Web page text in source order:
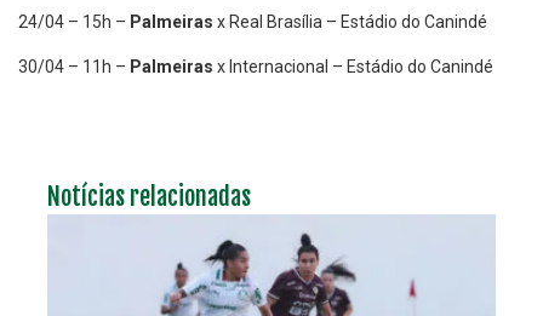
24/04 – 15h – Palmeiras x Real Brasília – Estádio do Canindé
30/04 – 11h – Palmeiras x Internacional – Estádio do Canindé
Notícias relacionadas